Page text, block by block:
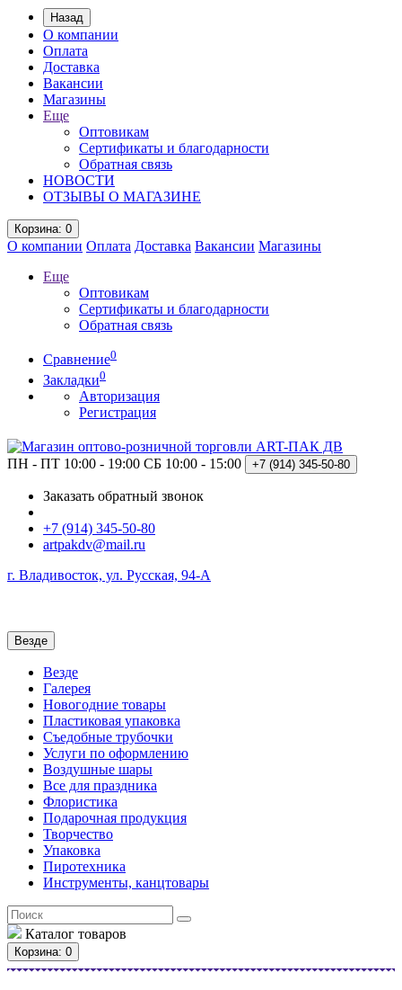
Назад
О компании
Оплата
Доставка
Вакансии
Магазины
Еще
Оптовикам
Сертификаты и благодарности
Обратная связь
НОВОСТИ
ОТЗЫВЫ О МАГАЗИНЕ
Корзина: 0
О компании Оплата Доставка Вакансии Магазины
Еще
Оптовикам
Сертификаты и благодарности
Обратная связь
Сравнение0
Закладки0
Авторизация
Регистрация
ПН - ПТ 10:00 - 19:00 СБ 10:00 - 15:00 +7 (914) 345-50-80
Заказать обратный звонок
+7 (914) 345-50-80
artpakdv@mail.ru
г. Владивосток, ул. Русская, 94-А
Везде
Везде
Галерея
Новогодние товары
Пластиковая упаковка
Съедобные трубочки
Услуги по оформлению
Воздушные шары
Все для праздника
Флористика
Подарочная продукция
Творчество
Упаковка
Пиротехника
Инструменты, канцтовары
Каталог товаров
Корзина: 0